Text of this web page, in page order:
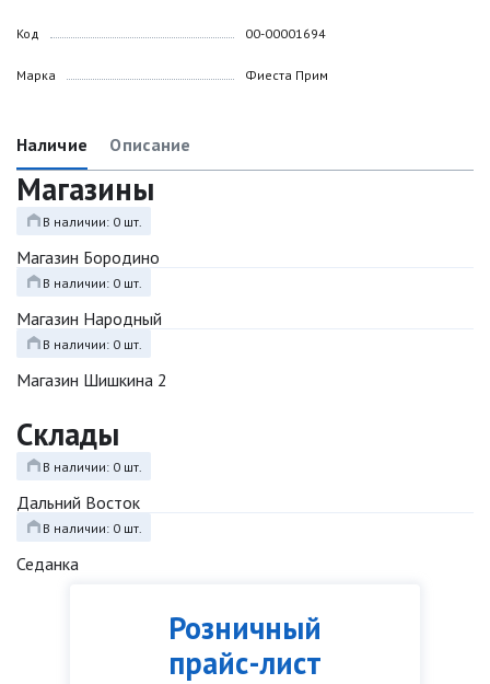
Розничный
прайс-лист
Код
Марка
00-00001694
Фиеста Прим
Наличие Описание
Магазины
В наличии: 0 шт.
Магазин Бородино
В наличии: 0 шт.
Магазин Народный
В наличии: 0 шт.
Магазин Шишкина 2
Склады
В наличии: 0 шт.
Дальний Восток
В наличии: 0 шт.
Седанка